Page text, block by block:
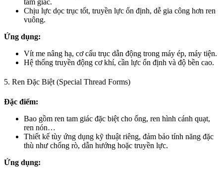
tam giác.
Chịu lực dọc trục tốt, truyền lực ổn định, dễ gia công hơn ren
vuông.
Ứng dụng:
Vít me nâng hạ, cơ cấu trục dẫn động trong máy ép, máy tiện.
Hệ thống truyền động cơ khí, cần lực ổn định và độ bền cao.
5. Ren Đặc Biệt (Special Thread Forms)
Đặc điểm:
Bao gồm ren tam giác đặc biệt cho ống, ren hình cánh quạt,
ren nón…
Thiết kế tùy ứng dụng kỹ thuật riêng, đảm bảo tính năng đặc
thù như chống rò, dẫn hướng hoặc truyền lực.
Ứng dụng: